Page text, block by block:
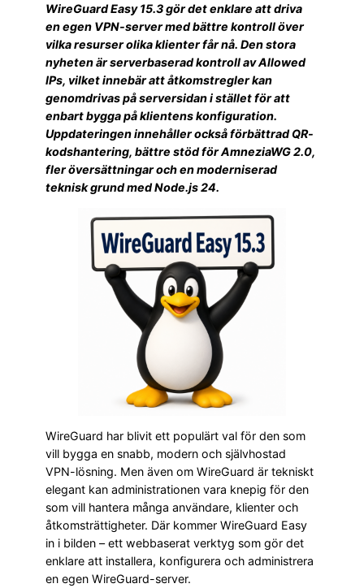
WireGuard Easy 15.3 gör det enklare att driva
en egen VPN-server med bättre kontroll över
vilka resurser olika klienter får nå. Den stora
nyheten är serverbaserad kontroll av Allowed
IPs, vilket innebär att åtkomstregler kan
genomdrivas på serversidan i stället för att
enbart bygga på klientens konfiguration.
Uppdateringen innehåller också förbättrad QR-
kodshantering, bättre stöd för AmneziaWG 2.0,
fler översättningar och en moderniserad
teknisk grund med Node.js 24.
WireGuard har blivit ett populärt val för den som
vill bygga en snabb, modern och självhostad
VPN-lösning. Men även om WireGuard är tekniskt
elegant kan administrationen vara knepig för den
som vill hantera många användare, klienter och
åtkomsträttigheter. Där kommer WireGuard Easy
in i bilden – ett webbaserat verktyg som gör det
enklare att installera, konfigurera och administrera
en egen WireGuard-server.